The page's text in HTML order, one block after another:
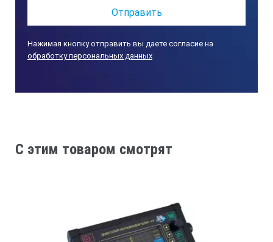
меню, показаний и прочих элементов экрана.
Сохранение и просмотр настроек и результатов на
Нажимая кнопку отправить вы даете согласие на
обработку персональных данных
C этим товаром смотрят